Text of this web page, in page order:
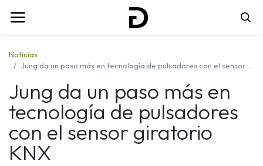
Noticias
Jung da un paso más en tecnología de pulsadores con el sensor giratorio KNX
Jung da un paso más en
tecnología de pulsadores
con el sensor giratorio
KNX